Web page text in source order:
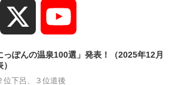
Instagram
Channel
っぽんの温泉100選」発表！（2025年12月
位下呂、３位道後